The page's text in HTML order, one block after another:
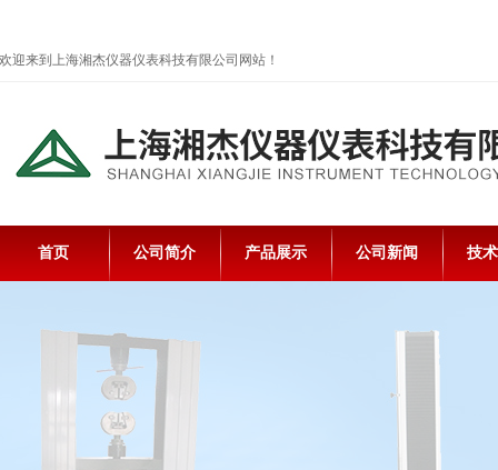
欢迎来到上海湘杰仪器仪表科技有限公司网站！
首页 公司简介 产品展示 公司新闻 技